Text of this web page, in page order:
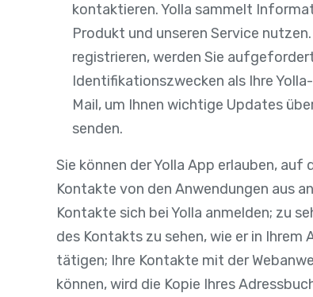
kontaktieren. Yolla sammelt
Produkt und unseren Service
registrieren, werden Sie
Identifikationszwecken als Ihre
Mail, um Ihnen wichtige Updates
senden.
Sie können der Yolla App erlauben,
Kontakte von den Anwendungen aus
Kontakte sich bei Yolla anmelden; zu
des Kontakts zu sehen, wie er in
tätigen; Ihre Kontakte mit der
können, wird die Kopie Ihres